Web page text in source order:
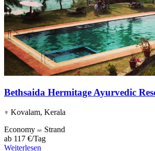
Bethsaida Hermitage Ayurvedic
Kovalam, Kerala
Economy
Strand
ab 117 €/Tag
Weiterlesen